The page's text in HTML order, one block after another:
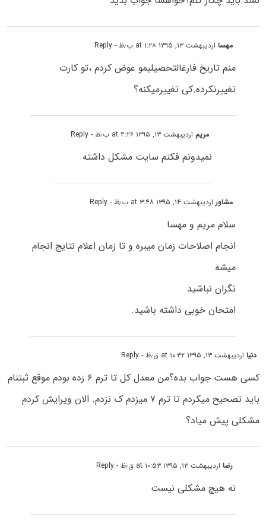
مهسااردیبهشت ۱۳, ۱۳۹۵ at ۱:۲۸ ب٫ظ - Reply
منم تاریخ فارغالتحصیلیمو عوض کردم ،تو کارت
تغییرنکرده.کی تغییرمیکنه؟
مریم اردیبهشت ۱۳, ۱۳۹۵ at ۴:۲۶ ب٫ظ - Reply
نمیدونم فکنم سایت مشکل داشته
مشاور اردیبهشت ۱۴, ۱۳۹۵ at ۳:۴۸ ب٫ظ - Reply
سلام مریم و مهسا
انجام اصلاحات زمان میبره و تا زمان اعلام نتایج انجام
میشه
نگران نباشید
امتحان خوبی داشته باشید.
دنیااردیبهشت ۱۳, ۱۳۹۵ at ۱۰:۳۲ ق٫ظ - Reply
کسی هست جواب بده؟من معدل کل تا ترم ۶ زده بودم موقع ثبتنام
باید تصحیح میکردم تا ترم ۷ میزدم ک نزدم. الان ویرایش کردم
مشکلی پیش میاد؟
رضااردیبهشت ۱۳, ۱۳۹۵ at ۱۰:۵۳ ق٫ظ - Reply
نه هیچ مشکلی نیست